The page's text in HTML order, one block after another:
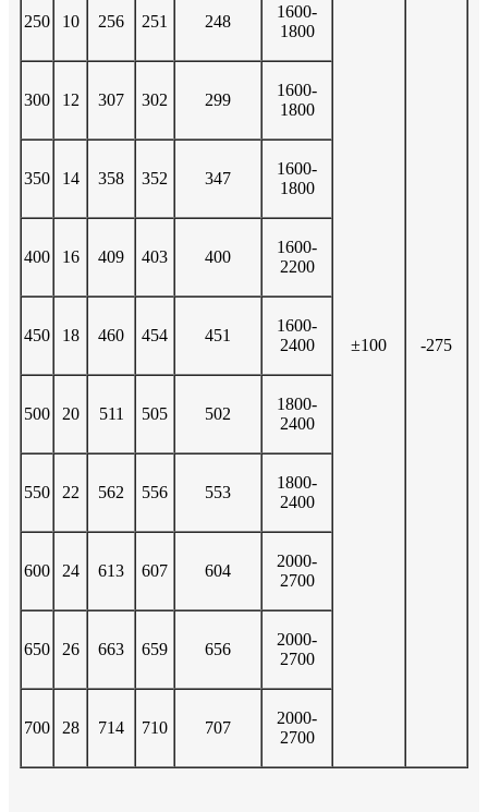
±100 -275
250 10 256 251 248
1600-
1800
300 12 307 302 299
1600-
1800
350 14 358 352 347
1600-
1800
400 16 409 403 400
1600-
2200
450 18 460 454 451
1600-
2400
500 20 511 505 502
1800-
2400
550 22 562 556 553
1800-
2400
600 24 613 607 604
2000-
2700
650 26 663 659 656
2000-
2700
700 28 714 710 707
2000-
2700